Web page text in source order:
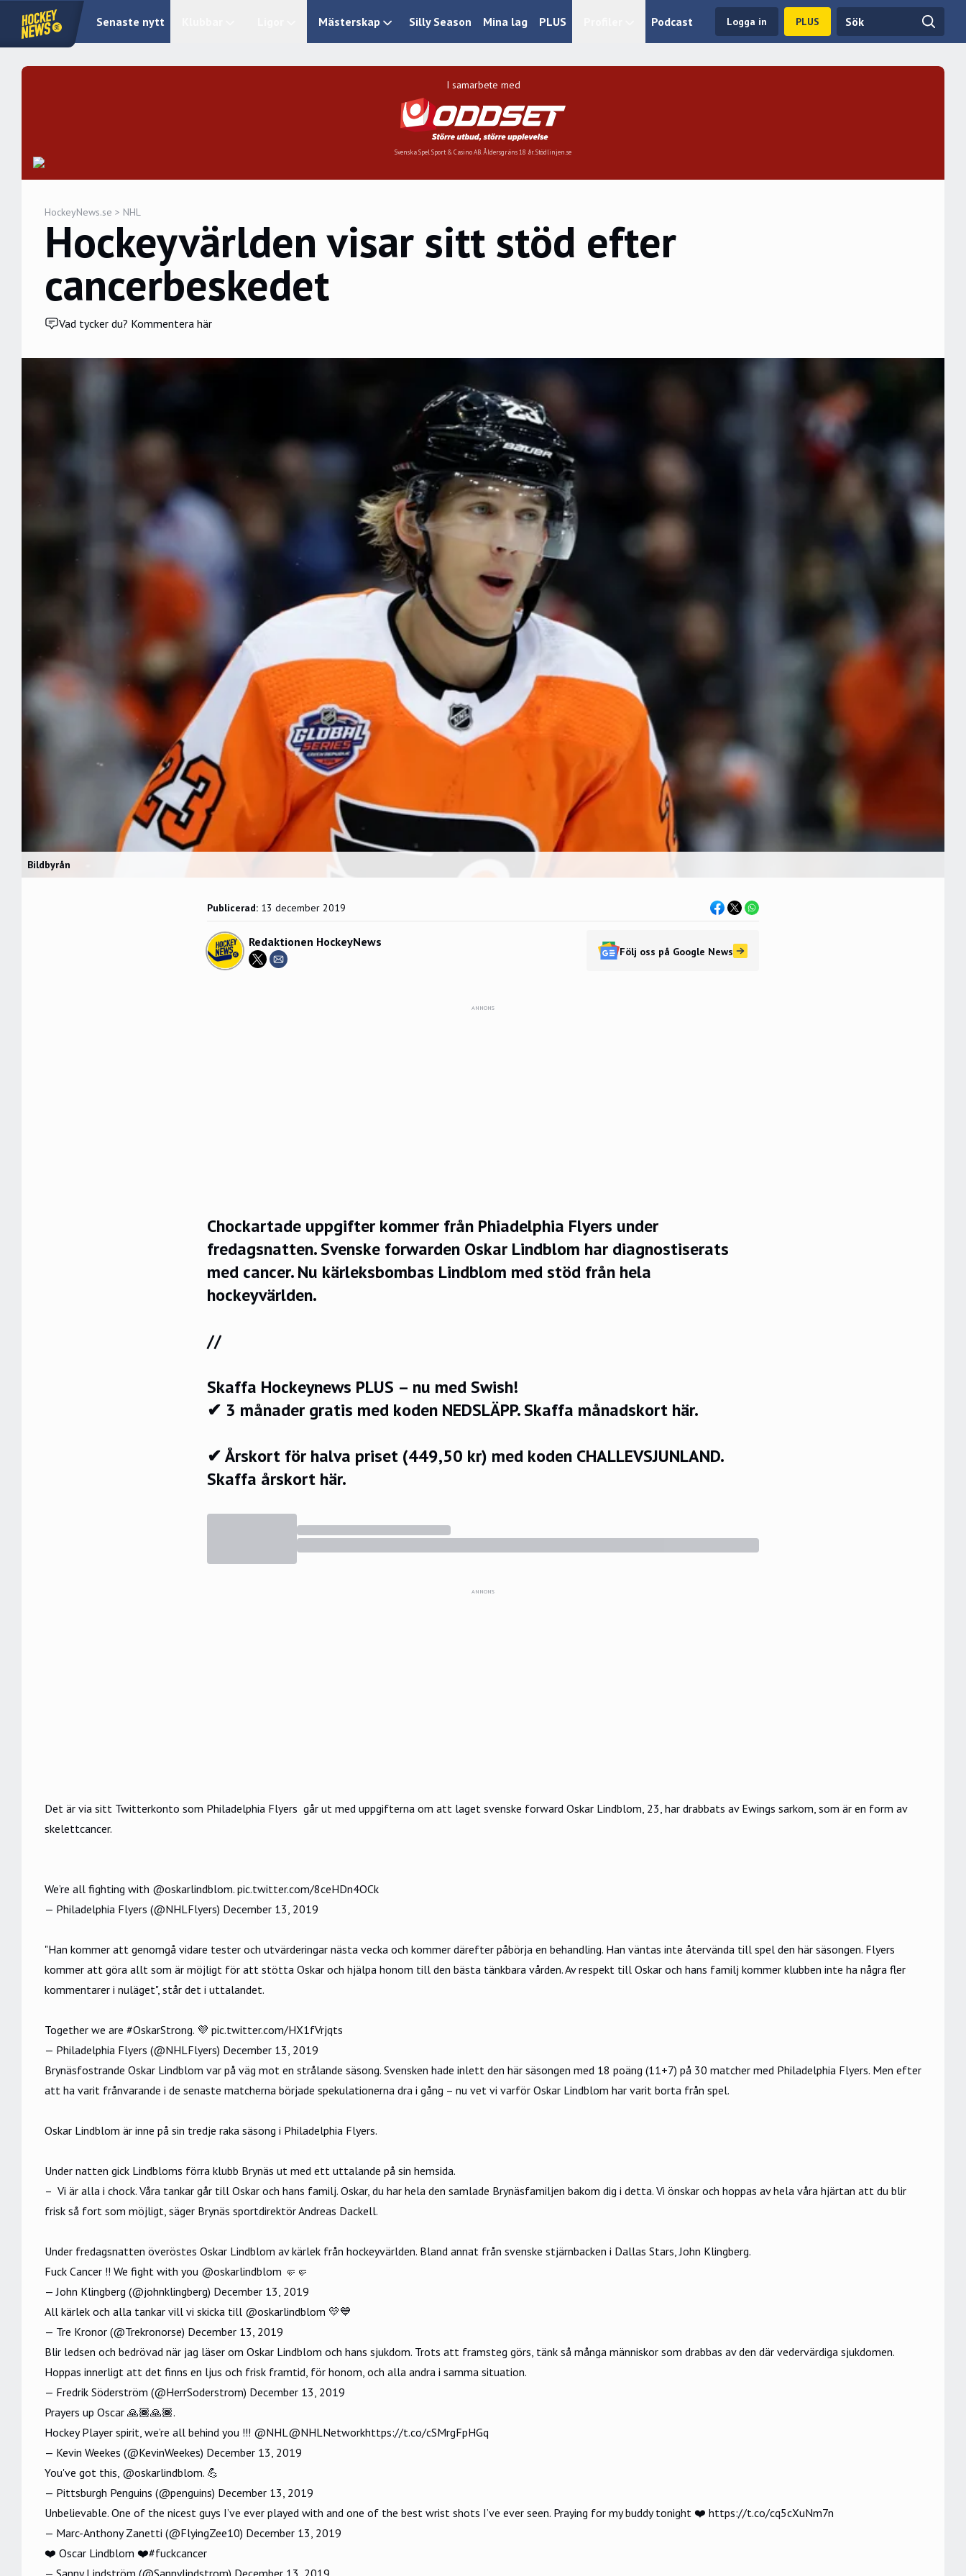
Senaste nytt Mästerskap Silly Season Mina lag PLUS Podcast Logga in PLUS
I samarbete med
Svenska Spel Sport & Casino AB. Åldersgräns 18 år. Stödlinjen.se
HockeyNews.se > NHL
Hockeyvärlden visar sitt stöd efter
cancerbeskedet
Vad tycker du? Kommentera här
Bildbyrån
Publicerad: 13 december 2019
Redaktionen HockeyNews
Följ oss på Google News
ANNONS
Chockartade uppgifter kommer från Phiadelphia Flyers under
fredagsnatten. Svenske forwarden Oskar Lindblom har diagnostiserats
med cancer. Nu kärleksbombas Lindblom med stöd från hela
hockeyvärlden.
//
Skaffa Hockeynews PLUS – nu med Swish!
✔ 3 månader gratis med koden NEDSLÄPP.Skaffa månadskort här.
✔ Årskort för halva priset (449,50 kr) med koden CHALLEVSJUNLAND.
Skaffa årskort här.
ANNONS
Det är via sitt Twitterkonto som Philadelphia Flyers går ut med uppgifterna om att laget svenske forward Oskar Lindblom, 23, har drabbats av Ewings sarkom, som är en form av
skelettcancer.
We’re all fighting with @oskarlindblom. pic.twitter.com/8ceHDn4OCk
— Philadelphia Flyers (@NHLFlyers) December 13, 2019
"Han kommer att genomgå vidare tester och utvärderingar nästa vecka och kommer därefter påbörja en behandling. Han väntas inte återvända till spel den här säsongen. Flyers
kommer att göra allt som är möjligt för att stötta Oskar och hjälpa honom till den bästa tänkbara vården. Av respekt till Oskar och hans familj kommer klubben inte ha några fler
kommentarer i nuläget", står det i uttalandet.
Together we are #OskarStrong. 💜 pic.twitter.com/HX1fVrjqts
— Philadelphia Flyers (@NHLFlyers) December 13, 2019
Brynäsfostrande Oskar Lindblom var på väg mot en strålande säsong. Svensken hade inlett den här säsongen med 18 poäng (11+7) på 30 matcher med Philadelphia Flyers. Men efter
att ha varit frånvarande i de senaste matcherna började spekulationerna dra i gång – nu vet vi varför Oskar Lindblom har varit borta från spel.
Oskar Lindblom är inne på sin tredje raka säsong i Philadelphia Flyers.
Under natten gick Lindbloms förra klubb Brynäs ut med ett uttalande på sin hemsida.
– Vi är alla i chock. Våra tankar går till Oskar och hans familj. Oskar, du har hela den samlade Brynäsfamiljen bakom dig i detta. Vi önskar och hoppas av hela våra hjärtan att du blir
frisk så fort som möjligt, säger Brynäs sportdirektör Andreas Dackell.
Under fredagsnatten överöstes Oskar Lindblom av kärlek från hockeyvärlden. Bland annat från svenske stjärnbacken i Dallas Stars, John Klingberg.
Fuck Cancer !! We fight with you @oskarlindblom 🤛🤛
— John Klingberg (@johnklingberg) December 13, 2019
All kärlek och alla tankar vill vi skicka till @oskarlindblom 💛💙
— Tre Kronor (@Trekronorse) December 13, 2019
Blir ledsen och bedrövad när jag läser om Oskar Lindblom och hans sjukdom. Trots att framsteg görs, tänk så många människor som drabbas av den där vedervärdiga sjukdomen.
Hoppas innerligt att det finns en ljus och frisk framtid, för honom, och alla andra i samma situation.
— Fredrik Söderström (@HerrSoderstrom) December 13, 2019
Prayers up Oscar 🙏🏾🙏🏾.
Hockey Player spirit, we’re all behind you !!! @NHL@NHLNetworkhttps://t.co/cSMrgFpHGq
— Kevin Weekes (@KevinWeekes) December 13, 2019
You've got this, @oskarlindblom. 💪
— Pittsburgh Penguins (@penguins) December 13, 2019
Unbelievable. One of the nicest guys I’ve ever played with and one of the best wrist shots I’ve ever seen. Praying for my buddy tonight ❤️ https://t.co/cq5cXuNm7n
— Marc-Anthony Zanetti (@FlyingZee10) December 13, 2019
❤️ Oscar Lindblom ❤️#fuckcancer
— Sanny Lindström (@Sannylindstrom) December 13, 2019